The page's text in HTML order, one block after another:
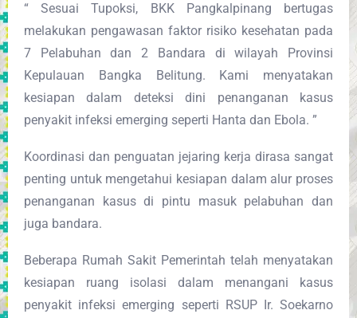
“ Sesuai Tupoksi, BKK Pangkalpinang bertugas
melakukan pengawasan faktor risiko kesehatan pada
7 Pelabuhan dan 2 Bandara di wilayah Provinsi
Kepulauan Bangka Belitung. Kami menyatakan
kesiapan dalam deteksi dini penanganan kasus
penyakit infeksi emerging seperti Hanta dan Ebola. ”
Koordinasi dan penguatan jejaring kerja dirasa sangat
penting untuk mengetahui kesiapan dalam alur proses
penanganan kasus di pintu masuk pelabuhan dan
juga bandara.
Beberapa Rumah Sakit Pemerintah telah menyatakan
kesiapan ruang isolasi dalam menangani kasus
penyakit infeksi emerging seperti RSUP Ir. Soekarno